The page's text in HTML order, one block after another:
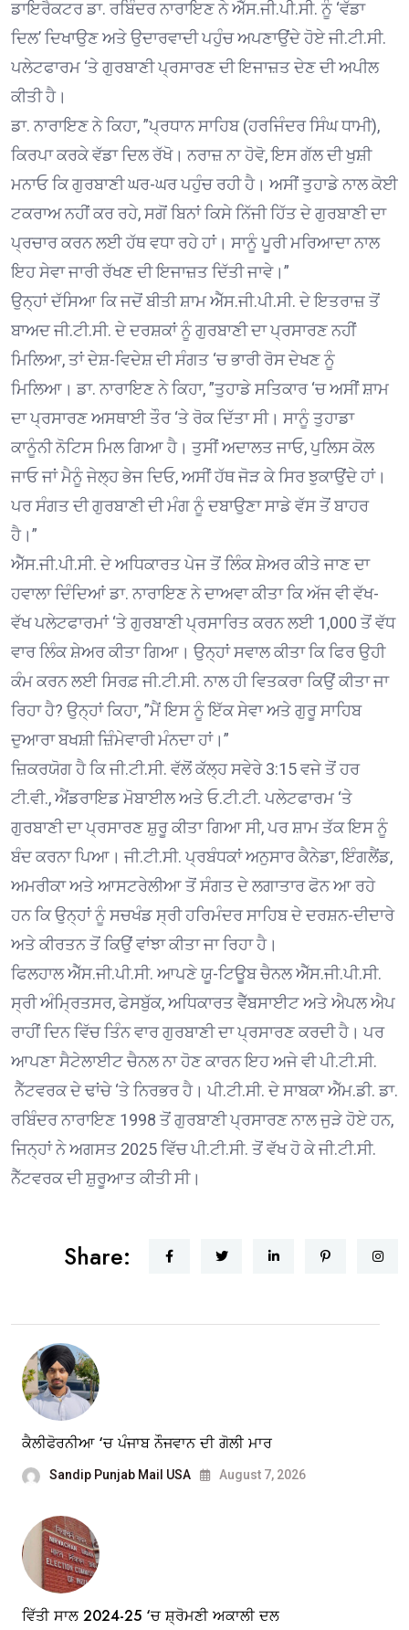
ਡਾਇਰੈਕਟਰ ਡਾ. ਰਬਿੰਦਰ ਨਾਰਾਇਣ ਨੇ ਐੱਸ.ਜੀ.ਪੀ.ਸੀ. ਨੂੰ ‘ਵੱਡਾ
ਦਿਲ’ ਦਿਖਾਉਣ ਅਤੇ ਉਦਾਰਵਾਦੀ ਪਹੁੰਚ ਅਪਣਾਉਂਦੇ ਹੋਏ ਜੀ.ਟੀ.ਸੀ.
ਪਲੇਟਫਾਰਮ ‘ਤੇ ਗੁਰਬਾਣੀ ਪ੍ਰਸਾਰਣ ਦੀ ਇਜਾਜ਼ਤ ਦੇਣ ਦੀ ਅਪੀਲ
ਕੀਤੀ ਹੈ।
ਡਾ. ਨਾਰਾਇਣ ਨੇ ਕਿਹਾ, ”ਪ੍ਰਧਾਨ ਸਾਹਿਬ (ਹਰਜਿੰਦਰ ਸਿੰਘ ਧਾਮੀ),
ਕਿਰਪਾ ਕਰਕੇ ਵੱਡਾ ਦਿਲ ਰੱਖੋ। ਨਰਾਜ਼ ਨਾ ਹੋਵੋ, ਇਸ ਗੱਲ ਦੀ ਖੁਸ਼ੀ
ਮਨਾਓ ਕਿ ਗੁਰਬਾਣੀ ਘਰ-ਘਰ ਪਹੁੰਚ ਰਹੀ ਹੈ। ਅਸੀਂ ਤੁਹਾਡੇ ਨਾਲ ਕੋਈ
ਟਕਰਾਅ ਨਹੀਂ ਕਰ ਰਹੇ, ਸਗੋਂ ਬਿਨਾਂ ਕਿਸੇ ਨਿੱਜੀ ਹਿੱਤ ਦੇ ਗੁਰਬਾਣੀ ਦਾ
ਪ੍ਰਚਾਰ ਕਰਨ ਲਈ ਹੱਥ ਵਧਾ ਰਹੇ ਹਾਂ। ਸਾਨੂੰ ਪੂਰੀ ਮਰਿਆਦਾ ਨਾਲ
ਇਹ ਸੇਵਾ ਜਾਰੀ ਰੱਖਣ ਦੀ ਇਜਾਜ਼ਤ ਦਿੱਤੀ ਜਾਵੇ।”
ਉਨ੍ਹਾਂ ਦੱਸਿਆ ਕਿ ਜਦੋਂ ਬੀਤੀ ਸ਼ਾਮ ਐੱਸ.ਜੀ.ਪੀ.ਸੀ. ਦੇ ਇਤਰਾਜ਼ ਤੋਂ
ਬਾਅਦ ਜੀ.ਟੀ.ਸੀ. ਦੇ ਦਰਸ਼ਕਾਂ ਨੂੰ ਗੁਰਬਾਣੀ ਦਾ ਪ੍ਰਸਾਰਣ ਨਹੀਂ
ਮਿਲਿਆ, ਤਾਂ ਦੇਸ਼-ਵਿਦੇਸ਼ ਦੀ ਸੰਗਤ ‘ਚ ਭਾਰੀ ਰੋਸ ਦੇਖਣ ਨੂੰ
ਮਿਲਿਆ। ਡਾ. ਨਾਰਾਇਣ ਨੇ ਕਿਹਾ, ”ਤੁਹਾਡੇ ਸਤਿਕਾਰ ‘ਚ ਅਸੀਂ ਸ਼ਾਮ
ਦਾ ਪ੍ਰਸਾਰਣ ਅਸਥਾਈ ਤੌਰ ‘ਤੇ ਰੋਕ ਦਿੱਤਾ ਸੀ। ਸਾਨੂੰ ਤੁਹਾਡਾ
ਕਾਨੂੰਨੀ ਨੋਟਿਸ ਮਿਲ ਗਿਆ ਹੈ। ਤੁਸੀਂ ਅਦਾਲਤ ਜਾਓ, ਪੁਲਿਸ ਕੋਲ
ਜਾਓ ਜਾਂ ਮੈਨੂੰ ਜੇਲ੍ਹ ਭੇਜ ਦਿਓ, ਅਸੀਂ ਹੱਥ ਜੋੜ ਕੇ ਸਿਰ ਝੁਕਾਉਂਦੇ ਹਾਂ।
ਪਰ ਸੰਗਤ ਦੀ ਗੁਰਬਾਣੀ ਦੀ ਮੰਗ ਨੂੰ ਦਬਾਉਣਾ ਸਾਡੇ ਵੱਸ ਤੋਂ ਬਾਹਰ
ਹੈ।”
ਐੱਸ.ਜੀ.ਪੀ.ਸੀ. ਦੇ ਅਧਿਕਾਰਤ ਪੇਜ ਤੋਂ ਲਿੰਕ ਸ਼ੇਅਰ ਕੀਤੇ ਜਾਣ ਦਾ
ਹਵਾਲਾ ਦਿੰਦਿਆਂ ਡਾ. ਨਾਰਾਇਣ ਨੇ ਦਾਅਵਾ ਕੀਤਾ ਕਿ ਅੱਜ ਵੀ ਵੱਖ-
ਵੱਖ ਪਲੇਟਫਾਰਮਾਂ ‘ਤੇ ਗੁਰਬਾਣੀ ਪ੍ਰਸਾਰਿਤ ਕਰਨ ਲਈ 1,000 ਤੋਂ ਵੱਧ
ਵਾਰ ਲਿੰਕ ਸ਼ੇਅਰ ਕੀਤਾ ਗਿਆ। ਉਨ੍ਹਾਂ ਸਵਾਲ ਕੀਤਾ ਕਿ ਫਿਰ ਉਹੀ
ਕੰਮ ਕਰਨ ਲਈ ਸਿਰਫ਼ ਜੀ.ਟੀ.ਸੀ. ਨਾਲ ਹੀ ਵਿਤਕਰਾ ਕਿਉਂ ਕੀਤਾ ਜਾ
ਰਿਹਾ ਹੈ? ਉਨ੍ਹਾਂ ਕਿਹਾ, ”ਮੈਂ ਇਸ ਨੂੰ ਇੱਕ ਸੇਵਾ ਅਤੇ ਗੁਰੂ ਸਾਹਿਬ
ਦੁਆਰਾ ਬਖਸ਼ੀ ਜ਼ਿੰਮੇਵਾਰੀ ਮੰਨਦਾ ਹਾਂ।”
ਜ਼ਿਕਰਯੋਗ ਹੈ ਕਿ ਜੀ.ਟੀ.ਸੀ. ਵੱਲੋਂ ਕੱਲ੍ਹ ਸਵੇਰੇ 3:15 ਵਜੇ ਤੋਂ ਹਰ
ਟੀ.ਵੀ., ਐਂਡਰਾਇਡ ਮੋਬਾਈਲ ਅਤੇ ਓ.ਟੀ.ਟੀ. ਪਲੇਟਫਾਰਮ ‘ਤੇ
ਗੁਰਬਾਣੀ ਦਾ ਪ੍ਰਸਾਰਣ ਸ਼ੁਰੂ ਕੀਤਾ ਗਿਆ ਸੀ, ਪਰ ਸ਼ਾਮ ਤੱਕ ਇਸ ਨੂੰ
ਬੰਦ ਕਰਨਾ ਪਿਆ। ਜੀ.ਟੀ.ਸੀ. ਪ੍ਰਬੰਧਕਾਂ ਅਨੁਸਾਰ ਕੈਨੇਡਾ, ਇੰਗਲੈਂਡ,
ਅਮਰੀਕਾ ਅਤੇ ਆਸਟਰੇਲੀਆ ਤੋਂ ਸੰਗਤ ਦੇ ਲਗਾਤਾਰ ਫੋਨ ਆ ਰਹੇ
ਹਨ ਕਿ ਉਨ੍ਹਾਂ ਨੂੰ ਸਚਖੰਡ ਸ੍ਰੀ ਹਰਿਮੰਦਰ ਸਾਹਿਬ ਦੇ ਦਰਸ਼ਨ-ਦੀਦਾਰੇ
ਅਤੇ ਕੀਰਤਨ ਤੋਂ ਕਿਉਂ ਵਾਂਝਾ ਕੀਤਾ ਜਾ ਰਿਹਾ ਹੈ।
ਫਿਲਹਾਲ ਐੱਸ.ਜੀ.ਪੀ.ਸੀ. ਆਪਣੇ ਯੂ-ਟਿਊਬ ਚੈਨਲ ਐੱਸ.ਜੀ.ਪੀ.ਸੀ.
ਸ੍ਰੀ ਅੰਮ੍ਰਿਤਸਰ, ਫੇਸਬੁੱਕ, ਅਧਿਕਾਰਤ ਵੈੱਬਸਾਈਟ ਅਤੇ ਐਪਲ ਐਪ
ਰਾਹੀਂ ਦਿਨ ਵਿੱਚ ਤਿੰਨ ਵਾਰ ਗੁਰਬਾਣੀ ਦਾ ਪ੍ਰਸਾਰਣ ਕਰਦੀ ਹੈ। ਪਰ
ਆਪਣਾ ਸੈਟੇਲਾਈਟ ਚੈਨਲ ਨਾ ਹੋਣ ਕਾਰਨ ਇਹ ਅਜੇ ਵੀ ਪੀ.ਟੀ.ਸੀ.
ਨੈੱਟਵਰਕ ਦੇ ਢਾਂਚੇ ‘ਤੇ ਨਿਰਭਰ ਹੈ। ਪੀ.ਟੀ.ਸੀ. ਦੇ ਸਾਬਕਾ ਐੱਮ.ਡੀ. ਡਾ.
ਰਬਿੰਦਰ ਨਾਰਾਇਣ 1998 ਤੋਂ ਗੁਰਬਾਣੀ ਪ੍ਰਸਾਰਣ ਨਾਲ ਜੁੜੇ ਹੋਏ ਹਨ,
ਜਿਨ੍ਹਾਂ ਨੇ ਅਗਸਤ 2025 ਵਿੱਚ ਪੀ.ਟੀ.ਸੀ. ਤੋਂ ਵੱਖ ਹੋ ਕੇ ਜੀ.ਟੀ.ਸੀ.
ਨੈੱਟਵਰਕ ਦੀ ਸ਼ੁਰੂਆਤ ਕੀਤੀ ਸੀ।
Share:
ਕੈਲੀਫੋਰਨੀਆ ‘ਚ ਪੰਜਾਬ ਨੌਜਵਾਨ ਦੀ ਗੋਲੀ ਮਾਰ
Sandip Punjab Mail USA August 7, 2026
ਵਿੱਤੀ ਸਾਲ 2024-25 ‘ਚ ਸ਼੍ਰੋਮਣੀ ਅਕਾਲੀ ਦਲ